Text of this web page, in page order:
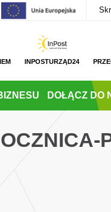
INPOSTURZĄD24
DOŁĄCZ DO